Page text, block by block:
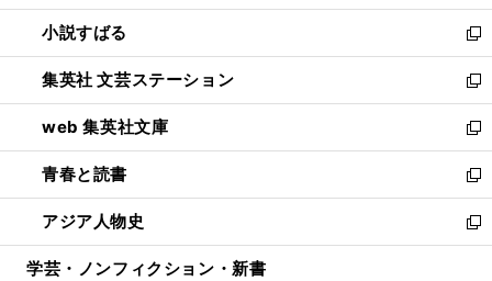
開
く
ウ
で
開
く
し
い
ウ
ィ
ン
ド
ウ
で
開
く
小説すばる
新
し
い
ウ
ィ
ン
ド
ウ
で
開
集英社 文芸ステーション
新
し
い
ウ
ィ
ン
ド
ウ
web 集英社文庫
新
し
い
ウ
ィ
ン
青春と読書
新
し
い
ウ
アジア人物史
新
し
学芸・ノンフィクション・新書